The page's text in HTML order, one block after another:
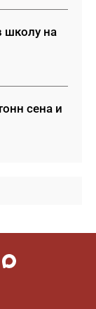
школу на
сена и